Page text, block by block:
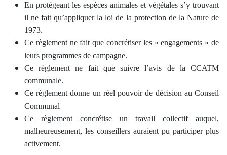
En protégeant les espèces animales et végétales s’y trouvant
il ne fait qu’appliquer la loi de la protection de la Nature de
1973.
Ce règlement ne fait que concrétiser les « engagements » de
leurs programmes de campagne.
Ce règlement ne fait que suivre l’avis de la CCATM
communale.
Ce règlement donne un réel pouvoir de décision au Conseil
Communal
Ce règlement concrétise un travail collectif auquel,
malheureusement, les conseillers auraient pu participer plus
activement.